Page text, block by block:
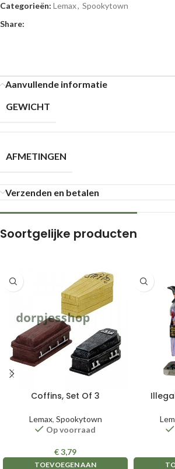
Categorieën: Lemax, Spookytown
Share:
Aanvullende informatie
GEWICHT
AFMETINGEN
Verzenden en betalen
Soortgelijke producten
Coffins, Set Of 3
Lemax, Spookytown
Op voorraad
€3,79
TOEVOEGEN AAN